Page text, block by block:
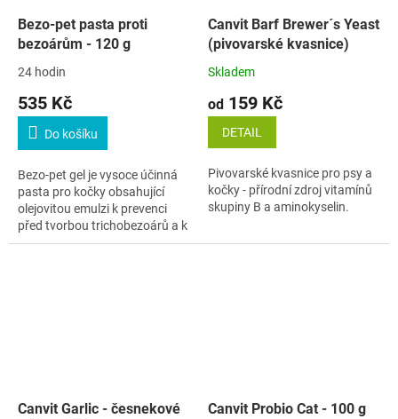
Bezo-pet pasta proti
bezoárům - 120 g
24 hodin
535 Kč
Do košíku
Bezo-pet gel je vysoce účinná
pasta pro kočky obsahující
olejovitou emulzi k prevenci
před tvorbou trichobezoárů a k
jejich odstranění.
Canvit Barf Brewer´s Yeast
(pivovarské kvasnice)
Skladem
od 159 Kč
DETAIL
Pivovarské kvasnice pro psy a
kočky - přírodní zdroj vitamínů
skupiny B a aminokyselin.
Canvit Garlic - česnekové
Canvit Probio Cat - 100 g